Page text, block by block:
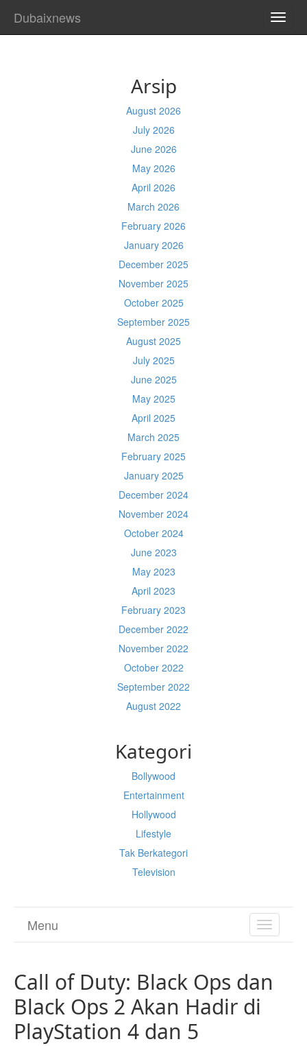
Dubaixnews
Arsip
August 2026
July 2026
June 2026
May 2026
April 2026
March 2026
February 2026
January 2026
December 2025
November 2025
October 2025
September 2025
August 2025
July 2025
June 2025
May 2025
April 2025
March 2025
February 2025
January 2025
December 2024
November 2024
October 2024
June 2023
May 2023
April 2023
February 2023
December 2022
November 2022
October 2022
September 2022
August 2022
Kategori
Bollywood
Entertainment
Hollywood
Lifestyle
Tak Berkategori
Television
TOGGLE
Menu
Call of Duty: Black Ops dan
Black Ops 2 Akan Hadir di
PlayStation 4 dan 5